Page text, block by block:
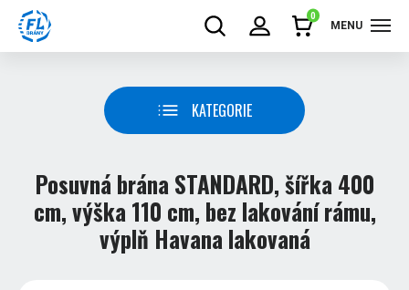
0
MENU
KATEGORIE
Posuvná brána STANDARD, šířka 400
cm, výška 110 cm, bez lakování rámu,
výplň Havana lakovaná